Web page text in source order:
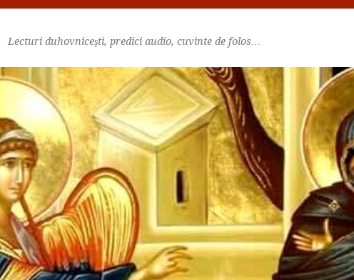
Lecturi duhovniceşti, predici audio, cuvinte de folos…